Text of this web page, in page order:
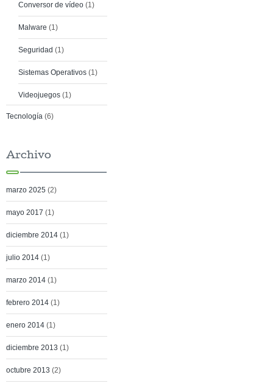
Conversor de vídeo (1)
Malware (1)
Seguridad (1)
Sistemas Operativos (1)
Videojuegos (1)
Tecnología (6)
Archivo
marzo 2025 (2)
mayo 2017 (1)
diciembre 2014 (1)
julio 2014 (1)
marzo 2014 (1)
febrero 2014 (1)
enero 2014 (1)
diciembre 2013 (1)
octubre 2013 (2)